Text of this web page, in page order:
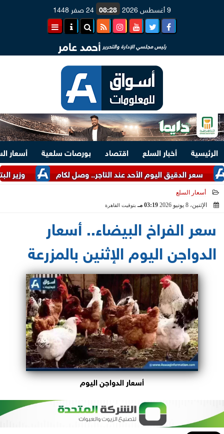
9 أغسطس 2026 08:28 24 صفر 1448
رئيس مجلسي الإدارة والتحرير أحمد عامر
الرئيسية أخبار السلع اقتصاد بورصات سلعية
أسعار
وزير البترول: التوسع
اليوم الأحد عند التاجر.. وصل لكام
أسعار السلع
الإثنين، 8 يونيو 2026
03:19 مـ بتوقيت القاهرة
سعر الفراخ البيضاء.. أسعار
الدواجن اليوم الإثنين بالمزرعة
أسعار الدواجن اليوم